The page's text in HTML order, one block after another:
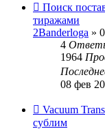
Поиск
тиражами
2Banderloga »
4
1964
08 фев
Vacuum
сублим